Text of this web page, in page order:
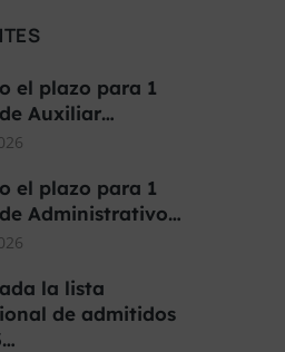
el plazo para 1
Auxiliar…
el plazo para 1
Administrativo…
la lista
de admitidos